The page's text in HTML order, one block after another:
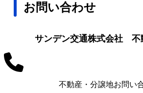
お問い合わせ
サンデン交通株式会社 不
不動産・分譲地お問い